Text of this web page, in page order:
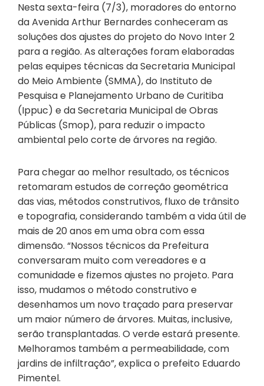
Nesta sexta-feira (7/3), moradores do entorno
da Avenida Arthur Bernardes conheceram as
soluções dos ajustes do projeto do Novo Inter 2
para a região. As alterações foram elaboradas
pelas equipes técnicas da Secretaria Municipal
do Meio Ambiente (SMMA), do Instituto de
Pesquisa e Planejamento Urbano de Curitiba
(Ippuc) e da Secretaria Municipal de Obras
Públicas (Smop), para reduzir o impacto
ambiental pelo corte de árvores na região.
Para chegar ao melhor resultado, os técnicos
retomaram estudos de correção geométrica
das vias, métodos construtivos, fluxo de trânsito
e topografia, considerando também a vida útil de
mais de 20 anos em uma obra com essa
dimensão. “Nossos técnicos da Prefeitura
conversaram muito com vereadores e a
comunidade e fizemos ajustes no projeto. Para
isso, mudamos o método construtivo e
desenhamos um novo traçado para preservar
um maior número de árvores. Muitas, inclusive,
serão transplantadas. O verde estará presente.
Melhoramos também a permeabilidade, com
jardins de infiltração”, explica o prefeito Eduardo
Pimentel.